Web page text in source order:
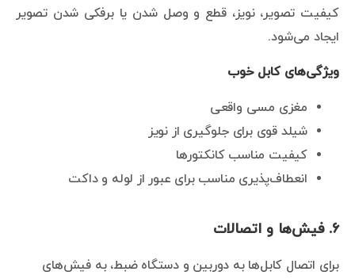
کیفیت تصویر، نویز، قطع و وصل شدن یا برفکی شدن تصویر
ایجاد می‌شود.
ویژگی‌های کابل خوب
مغزی مسی واقعی
شیلد قوی برای جلوگیری از نویز
کیفیت مناسب کانکتورها
انعطاف‌پذیری مناسب برای عبور از لوله و داکت
۶. فیش‌ها و اتصالات
برای اتصال کابل‌ها به دوربین و دستگاه ضبط، به فیش‌های